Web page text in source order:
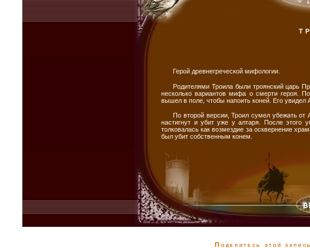
Герой древнегреческой мифологии.
Родителями Троила были троянский царь
несколько вариантов мифа о смерти героя.
вышел в поле, чтобы напоить коней. Его увидел
По второй версии, Троил сумел убежать
настигнут и убит уже у алтаря. После
толковалась как возмездие за осквернение
был убит собственным конем.
Поделитесь этой